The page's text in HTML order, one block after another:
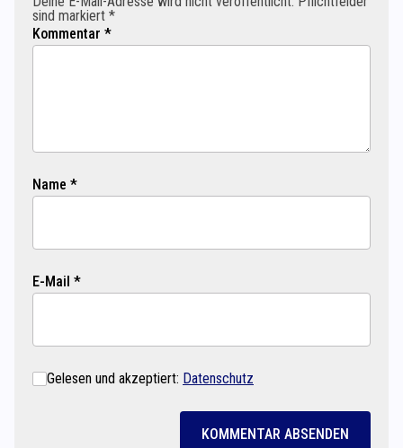
sind markiert *
Kommentar *
Name *
E-Mail *
Gelesen und akzeptiert: Datenschutz
KOMMENTAR ABSENDEN